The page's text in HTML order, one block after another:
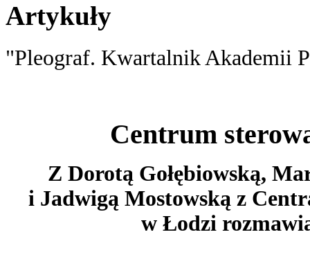
Artykuły
"Pleograf. Kwartalnik Akademii
Centrum
Z Dorotą Gołębiowską,
i Jadwigą Mostowską z
w Łodzi